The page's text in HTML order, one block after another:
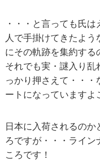
・・・と言っても氏
人で手掛けてきたよ
にその軌跡を集約する
それでも実・謎入り乱
っかり押さえて・・・
ートになっていますよ
日本に入荷されるの
ろですが・・・ライン
ころです！